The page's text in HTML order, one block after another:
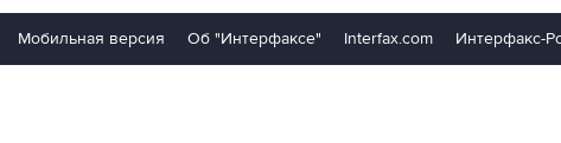
Мобильная версия Об "Интерфаксе" Interfax.com Интерфакс-